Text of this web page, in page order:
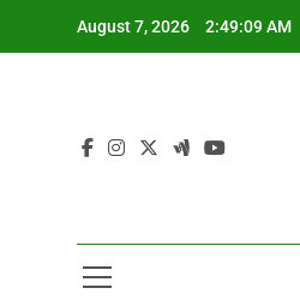
August 7, 2026 2:49:10 AM